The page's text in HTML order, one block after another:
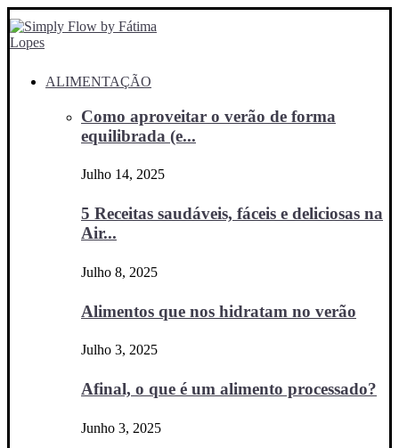
ALIMENTAÇÃO
Como aproveitar o verão de forma
equilibrada (e...
Julho 14, 2025
5 Receitas saudáveis, fáceis e deliciosas na
Air...
Julho 8, 2025
Alimentos que nos hidratam no verão
Julho 3, 2025
Afinal, o que é um alimento processado?
Junho 3, 2025